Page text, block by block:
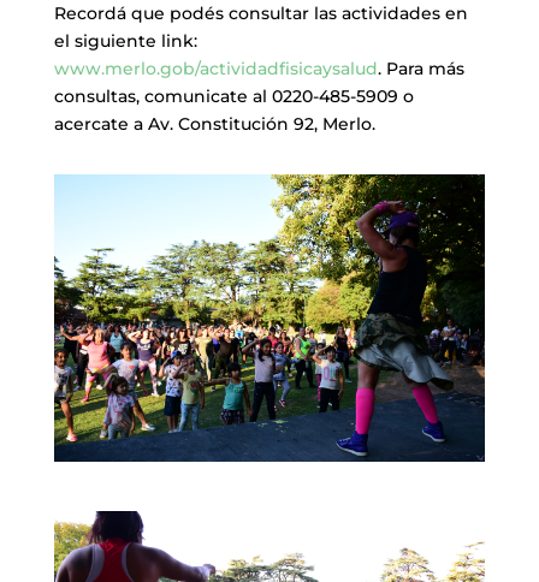
Recordá que podés consultar las actividades en
el siguiente link:
www.merlo.gob/actividadfisicaysalud. Para más
consultas, comunicate al 0220-485-5909 o
acercate a Av. Constitución 92, Merlo.